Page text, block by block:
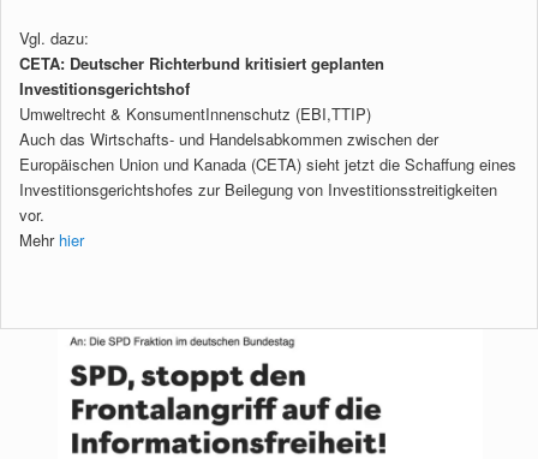
Vgl. dazu:
CETA: Deutscher Richterbund kritisiert geplanten
Investitionsgerichtshof
Umweltrecht & KonsumentInnenschutz (EBI,TTIP)
Auch das Wirtschafts- und Handelsabkommen zwischen der
Europäischen Union und Kanada (CETA) sieht jetzt die Schaffung eines
Investitionsgerichtshofes zur Beilegung von Investitionsstreitigkeiten
vor.
Mehr hier